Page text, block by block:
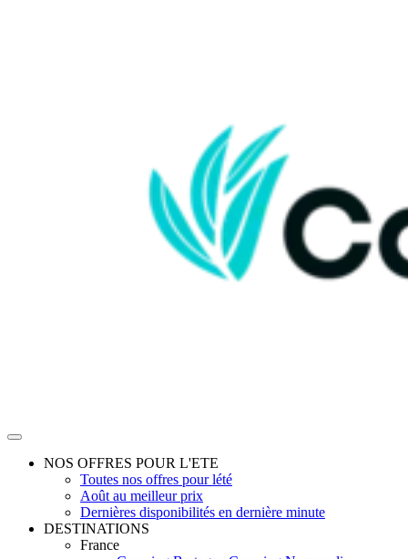
NOS OFFRES POUR L'ETE
Toutes nos offres pour lété
Août au meilleur prix
Dernières disponibilités en dernière minute
DESTINATIONS
France